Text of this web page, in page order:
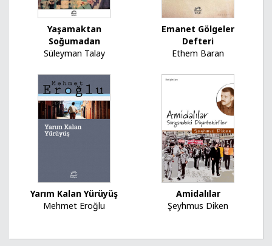
Yaşamaktan
Soğumadan
Süleyman Talay
Emanet Gölgeler
Defteri
Ethem Baran
Yarım Kalan Yürüyüş
Mehmet Eroğlu
Amidalılar
Şeyhmus Diken